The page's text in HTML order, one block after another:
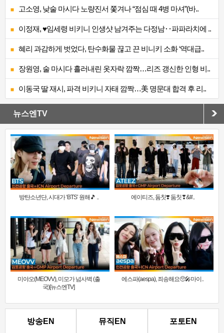
고소영, 낮술 마시다 노량진서 쫓겨나 “점심 때 4병 마셔”(바..
이정재, ♥임세령 비키니 인생샷 남겨주는 다정남‥파파라치에 ..
혜리 과감하게 벗었다, 탄수화물 끊고 끈 비니키 소화 ‘역대급..
장원영, 술 마시다 흘러내린 옷자락 깜짝…리즈 갱신한 인형 비..
이동국 딸 재시, 파격 비키니 자태 깜짝…美 명문대 합격 후 리..
뉴스엔TV
방탄소년단, 시대가 ‘BTS’ 원해🎵 .. 에이티즈, 둠칫❣️ 둠칫❣&#..
미야오(MEOVV), 미모가 넘사벽 (출
국)[뉴스엔TV]
에스파(aespa), 죄송해요🥺🎤마이..
방송EN 뮤직EN 포토EN